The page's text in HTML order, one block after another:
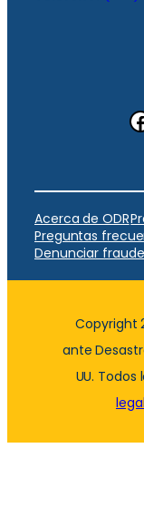
Facebook
Acerca de ODR
Preguntas
Denunciar fraude
Copyright
ante
UU.
legal